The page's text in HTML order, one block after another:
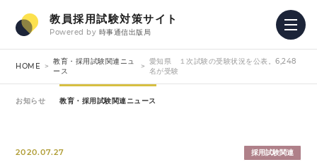
教員採用試験対策サイト
Powered by 時事通信出版局
HOME
教育・採用試験関連ニュ
ース
愛知県 １次試験の受験状況を公表。6,248
名が受験
お知らせ 教育・採用試験関連ニュース
2020.07.27 採用試験関連